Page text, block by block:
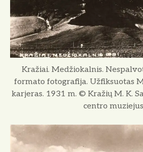
Kražiai. Medžiokalnis.
formato fotografija. Užfiksuotas
karjeras. 1931 m. © Kražių M. K.
centro muziejus